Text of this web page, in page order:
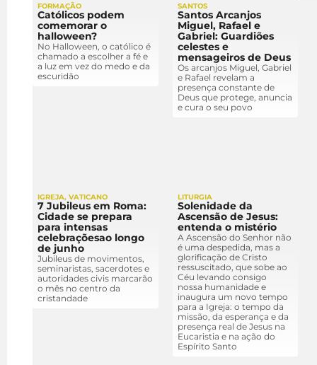
FORMAÇÃO
Católicos podem
comemorar o
halloween?
No Halloween, o católico é
chamado a escolher a fé e
a luz em vez do medo e da
escuridão
SANTOS
Santos Arcanjos
Miguel, Rafael e
Gabriel: Guardiões
celestes e
mensageiros de Deus
Os arcanjos Miguel, Gabriel
e Rafael revelam a
presença constante de
Deus que protege, anuncia
e cura o seu povo
IGREJA, VATICANO
7 Jubileus em Roma:
Cidade se prepara
para intensas
celebraçõesao longo
de junho
Jubileus de movimentos,
seminaristas, sacerdotes e
autoridades civis marcarão
o mês no centro da
cristandade
LITURGIA
Solenidade da
Ascensão de Jesus:
entenda o mistério
A Ascensão do Senhor não
é uma despedida, mas a
glorificação de Cristo
ressuscitado, que sobe ao
Céu levando consigo
nossa humanidade e
inaugura um novo tempo
para a Igreja: o tempo da
missão, da esperança e da
presença real de Jesus na
Eucaristia e na ação do
Espírito Santo